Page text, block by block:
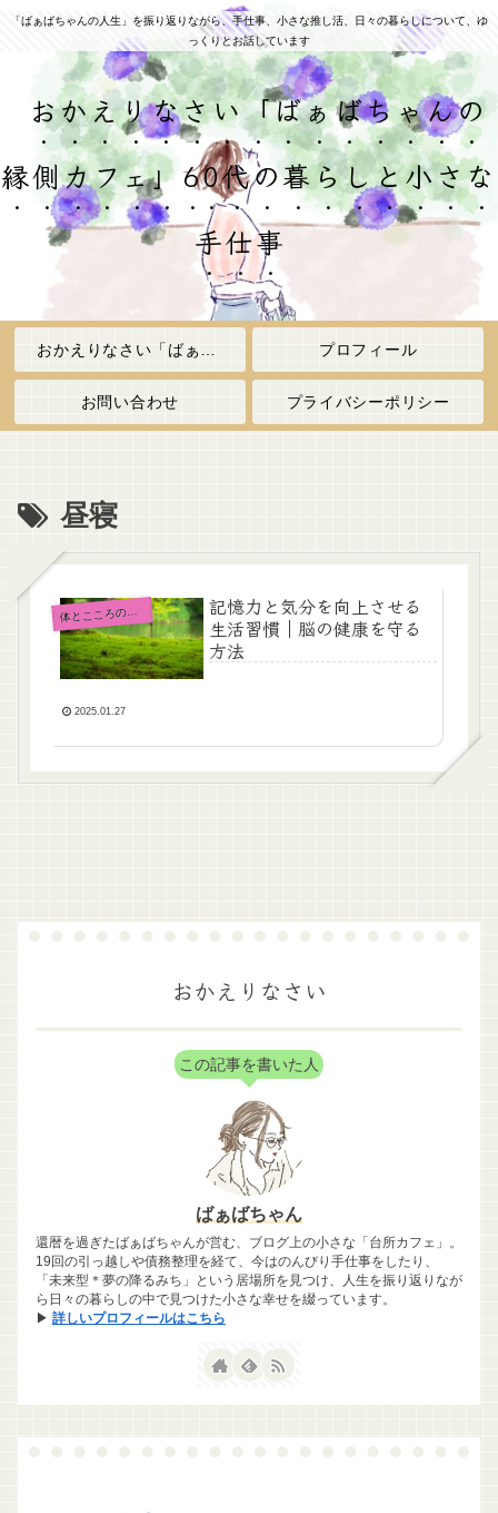
「ばぁばちゃんの人生」を振り返りながら、手仕事、小さな推し活、日々の暮らしについて、ゆ
っくりとお話しています
おかえりなさい「ばぁばちゃんの
縁側カフェ」60代の暮らしと小さな
手仕事
プロフィール
お問い合わせ プライバシーポリシー
昼寝
体とこころのメンテナンス
記憶力と気分を向上させる
生活習慣｜脳の健康を守る
方法
2025.01.27
おかえりなさい
この記事を書いた人
ばぁばちゃん
還暦を過ぎたばぁばちゃんが営む、ブログ上の小さな「台所カフェ」。
19回の引っ越しや債務整理を経て、今はのんびり手仕事をしたり、
「未来型＊夢の降るみち」という居場所を見つけ、人生を振り返りなが
ら日々の暮らしの中で見つけた小さな幸せを綴っています。
▶ 詳しいプロフィールはこちら